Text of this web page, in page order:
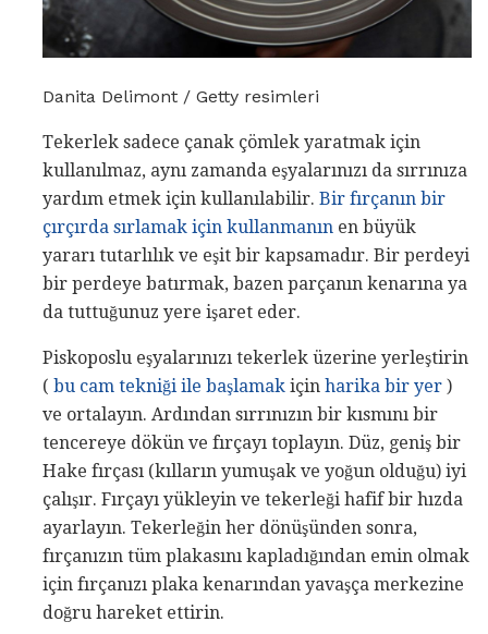
Danita Delimont / Getty resimleri
Tekerlek sadece çanak çömlek yaratmak için
kullanılmaz, aynı zamanda eşyalarınızı da sırrınıza
yardım etmek için kullanılabilir. Bir fırçanın bir
çırçırda sırlamak için kullanmanın en büyük
yararı tutarlılık ve eşit bir kapsamadır. Bir perdeyi
bir perdeye batırmak, bazen parçanın kenarına ya
da tuttuğunuz yere işaret eder.
Piskoposlu eşyalarınızı tekerlek üzerine yerleştirin
( bu cam tekniği ile başlamak için harika bir yer )
ve ortalayın. Ardından sırrınızın bir kısmını bir
tencereye dökün ve fırçayı toplayın. Düz, geniş bir
Hake fırçası (kılların yumuşak ve yoğun olduğu) iyi
çalışır. Fırçayı yükleyin ve tekerleği hafif bir hızda
ayarlayın. Tekerleğin her dönüşünden sonra,
fırçanızın tüm plakasını kapladığından emin olmak
için fırçanızı plaka kenarından yavaşça merkezine
doğru hareket ettirin.